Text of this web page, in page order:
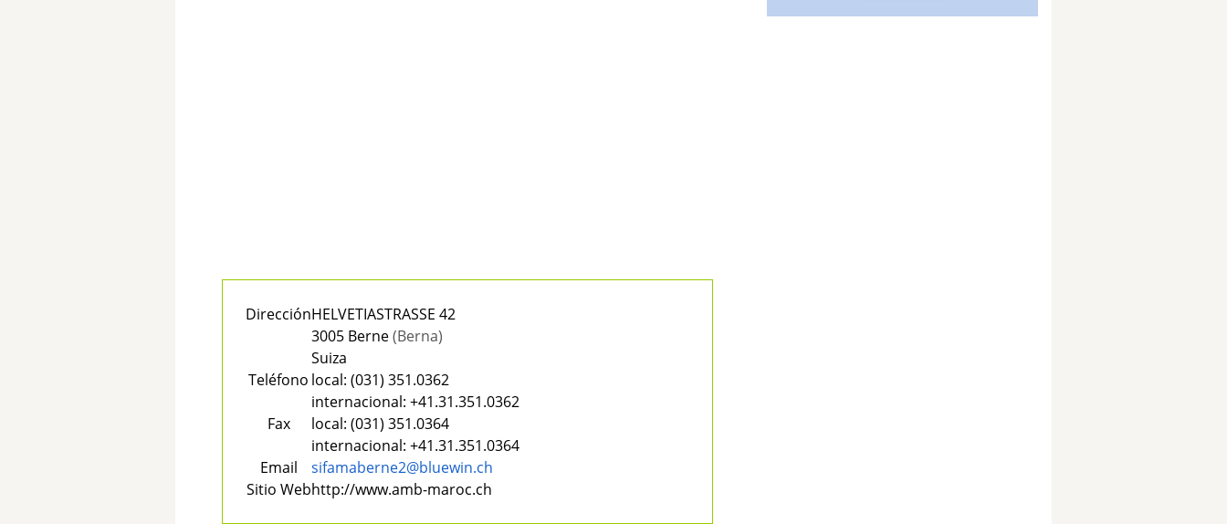
DirecciónHELVETIASTRASSE 42
3005 Berne(Berna)
Suiza
Teléfono local: (031) 351.0362
internacional: +41.31.351.0362
Fax
local: (031) 351.0364
internacional: +41.31.351.0364
Email
sifamaberne2@bluewin.ch
Sitio Webhttp://www.amb-maroc.ch